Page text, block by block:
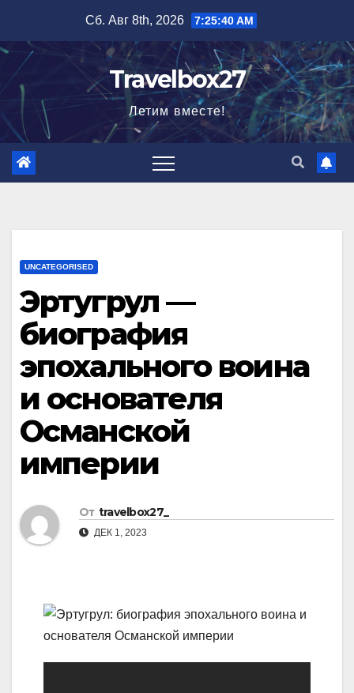
содержимому
Сб. Авг 8th, 2026 7:25:41 AM
Travelbox27
Летим вместе!
UNCATEGORISED
Эртугрул —
биография
эпохального воина
и основателя
Османской
империи
От travelbox27_
ДЕК 1, 2023